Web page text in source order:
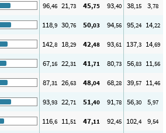
96,46 21,73 45,75 93,40 38,15 3,78
118,9 30,76 50,03 94,56 95,24 14,22
142,8 18,29 42,48 93,61 137,3 14,69
67,16 22,31 41,71 80,73 56,83 11,56
87,31 26,63 48,04 68,28 39,57 11,46
93,93 22,71 51,40 91,78 56,30 5,97
116,6 11,51 47,11 92,45 102,4 9,54